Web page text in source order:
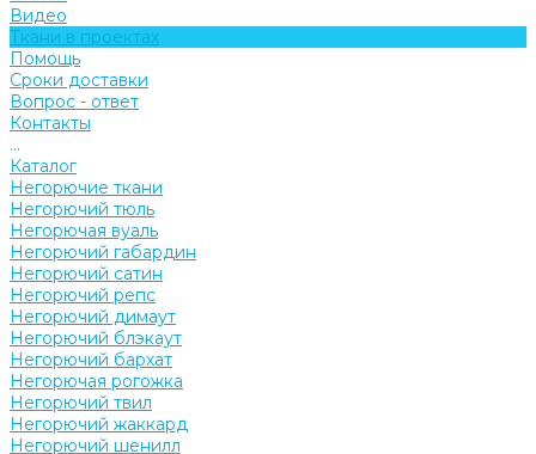
Видео
Ткани в проектах
Помощь
Сроки доставки
Вопрос - ответ
Контакты
...
Каталог
Негорючие ткани
Негорючий тюль
Негорючая вуаль
Негорючий габардин
Негорючий сатин
Негорючий репс
Негорючий димаут
Негорючий блэкаут
Негорючий бархат
Негорючая рогожка
Негорючий твил
Негорючий жаккард
Негорючий шенилл